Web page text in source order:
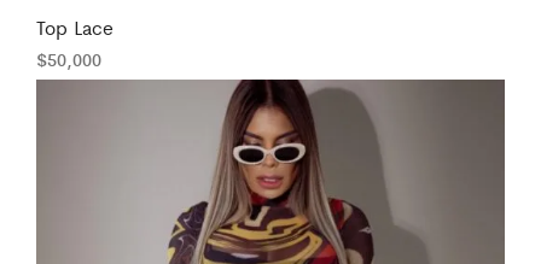
Top Lace
$50,000